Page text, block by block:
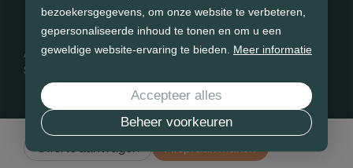
bezoekersgegevens, om onze website te verbeteren,
gepersonaliseerde inhoud te tonen en om u een
geweldige website-ervaring te bieden. Meer informatie
Beheer voorkeuren
Accepteer alles
Algemene voorwaardenPrivacy policyCookie statement
Sitemap